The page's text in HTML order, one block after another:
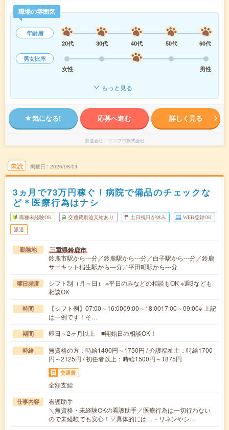
職場の雰囲気
年齢層
20代
30代 40代 50代
60代
男女比率
女性
男性
もっと見る
気になる! 応募へ進む 詳しく見る
派遣会社 エンプロ株式会社
未読 掲載日 2026/08/04
3ヵ月で73万円稼ぐ！病院で備品のチェックな
ど＊医療行為はナシ
職種未経験OK 交通費別途支給あり 土日祝日が休み WEB登録OK
派遣
勤務地 三重県鈴鹿市
鈴鹿市駅から---分／鈴鹿駅から---分／白子駅から---分／鈴鹿
サーキット稲生駅から---分／平田町駅から---分
曜日頻度
シフト制（月～日） ※平日のみなどの相談もOK ※週3なども
相談OK
時間
【シフト例】07:00～16:0009:00～18:0017:00～09:00※ 上記
は一例です！そ…
期間 即日～2ヶ月以上 ■開始日の相談OK！
時給
無資格の方：時給1400円～1750円 / 介護福祉士：時給1700
円～2125円 / 初任者以上：時給1500円～1875円
交通費
全額支給
仕事内容
看護助手
＼無資格・未経験OKの看護助手／医療行為は一切行わない
ので未経験でも安心！▽具体的には…・リネンやシ…